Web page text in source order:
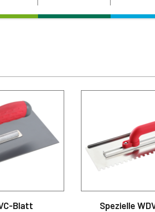
Blatt Spezielle